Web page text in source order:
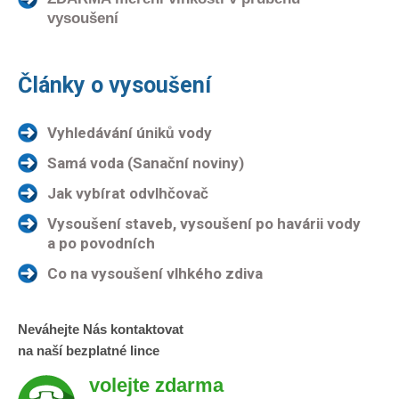
vysoušení
Články o vysoušení
Vyhledávání úniků vody
Samá voda (Sanační noviny)
Jak vybírat odvlhčovač
Vysoušení staveb, vysoušení po havárii vody
a po povodních
Co na vysoušení vlhkého zdiva
Neváhejte Nás kontaktovat
na naší bezplatné lince
volejte zdarma